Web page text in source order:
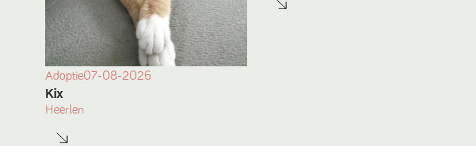
Adoptie07-08-2026
Kix
Heerlen